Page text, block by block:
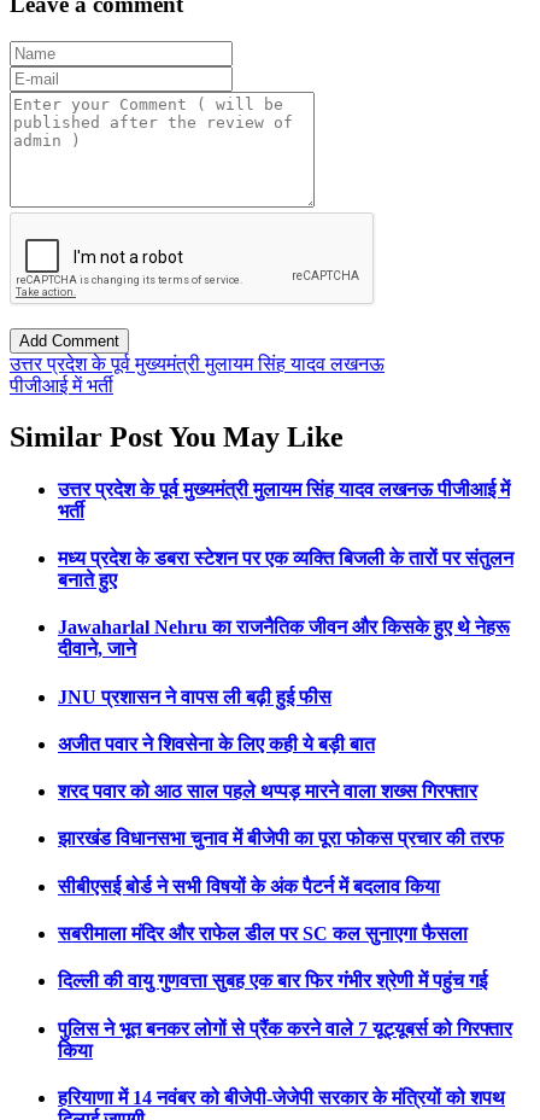
उत्तर प्रदेश के पूर्व मुख्यमंत्री मुलायम सिंह यादव लखनऊ
पीजीआई में भर्ती
Similar Post You May Like
उत्तर प्रदेश के पूर्व मुख्यमंत्री मुलायम सिंह यादव लखनऊ पीजीआई में
भर्ती
मध्य प्रदेश के डबरा स्टेशन पर एक व्यक्ति बिजली के तारों पर संतुलन
बनाते हुए
Jawaharlal Nehru का राजनैतिक जीवन और किसके हुए थे नेहरू
दीवाने, जाने
JNU प्रशासन ने वापस ली बढ़ी हुई फीस
अजीत पवार ने शिवसेना के लिए कही ये बड़ी बात
शरद पवार को आठ साल पहले थप्पड़ मारने वाला शख्स गिरफ्तार
झारखंड विधानसभा चुनाव में बीजेपी का पूरा फोकस प्रचार की तरफ
सीबीएसई बोर्ड ने सभी विषयों के अंक पैटर्न में बदलाव किया
सबरीमाला मंदिर और राफेल डील पर SC कल सुनाएगा फैसला
दिल्ली की वायु गुणवत्ता सुबह एक बार फिर गंभीर श्रेणी में पहुंच गई
पुलिस ने भूत बनकर लोगों से प्रैंक करने वाले 7 यूट्यूबर्स को गिरफ्तार
किया
हरियाणा में 14 नवंबर को बीजेपी-जेजेपी सरकार के मंत्रियों को शपथ